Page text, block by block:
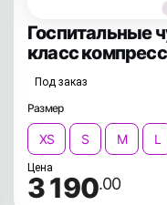
Госпитальные
класс
Под заказ
Размер
XS S M L
Цена
3 190.00